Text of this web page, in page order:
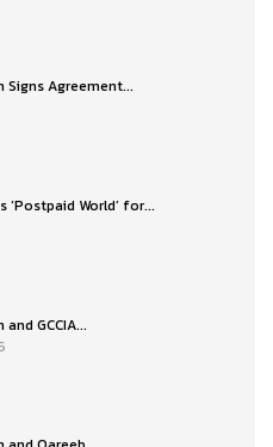
Signs Agreement...
‘Postpaid World’ for...
GCCIA...